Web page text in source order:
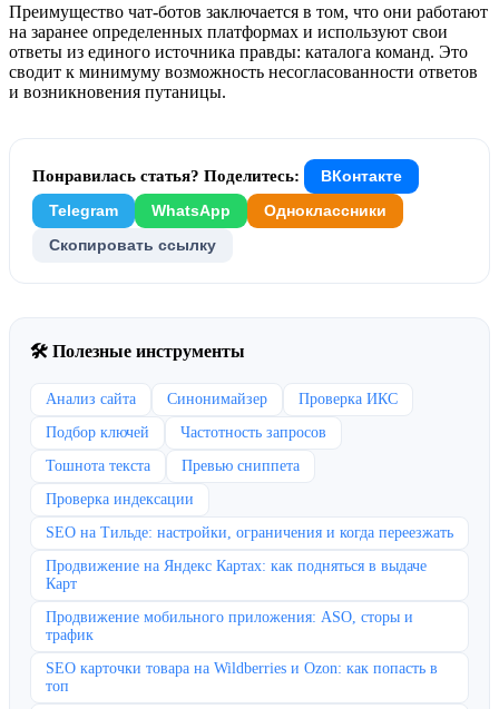
Преимущество чат-ботов заключается в том, что они работают
на заранее определенных платформах и используют свои
ответы из единого источника правды: каталога команд. Это
сводит к минимуму возможность несогласованности ответов
и возникновения путаницы.
Понравилась статья? Поделитесь: ВКонтакте
Telegram WhatsApp Одноклассники
Скопировать ссылку
🛠 Полезные инструменты
Анализ сайта Синонимайзер
Проверка ИКС
Подбор ключей
Частотность запросов
Тошнота текста
Превью сниппета
Проверка индексации
SEO на Тильде: настройки, ограничения и когда переезжать
Продвижение на Яндекс Картах: как подняться в выдаче
Карт
Продвижение мобильного приложения: ASO, сторы и
трафик
SEO карточки товара на Wildberries и Ozon: как попасть в
топ